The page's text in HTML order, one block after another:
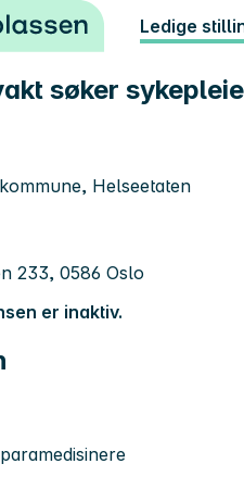
Ledige
søker
Helseetaten
233, 0586 Oslo
er inaktiv.